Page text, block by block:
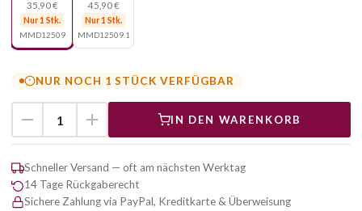
35,90 €
Nur 1 Stk.
MMD12509
45,90 €
Nur 1 Stk.
MMD12509.1
NUR NOCH 1 STÜCK VERFÜGBAR
IN DEN WARENKORB
Schneller Versand — oft am nächsten Werktag
14 Tage Rückgaberecht
Sichere Zahlung via PayPal, Kreditkarte & Überweisung